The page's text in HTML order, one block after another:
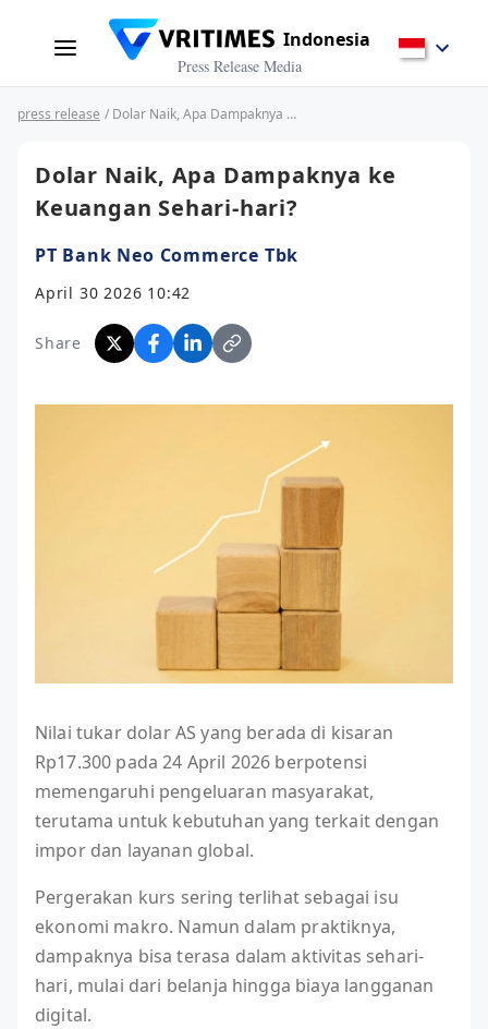
Indonesia
Press Release Media
press release / Dolar Naik, Apa Dampaknya ke Keuangan Sehari-hari?
Dolar Naik, Apa Dampaknya ke
Keuangan Sehari-hari?
PT Bank Neo Commerce Tbk
April 30 2026 10:42
Share
Nilai tukar dolar AS yang berada di kisaran
Rp17.300 pada 24 April 2026 berpotensi
memengaruhi pengeluaran masyarakat,
terutama untuk kebutuhan yang terkait dengan
impor dan layanan global.
Pergerakan kurs sering terlihat sebagai isu
ekonomi makro. Namun dalam praktiknya,
dampaknya bisa terasa dalam aktivitas sehari-
hari, mulai dari belanja hingga biaya langganan
digital.